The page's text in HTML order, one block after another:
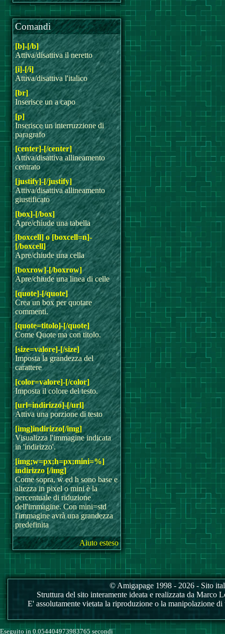
Comandi
[b]-[/b]
Attiva/disattiva il neretto
[i]-[/i]
Attiva/disattiva l'italico
[br]
Inserisce un a capo
[p]
Inserisce un interruzzione di
paragrafo
[center]-[/center]
Attiva/disattiva allineamento
centrato
[justify]-[/justify]
Attiva/disattiva allineamento
giustificato
[box]-[/box]
Apre/chiude una tabella
[boxcell] o [boxcell=n]-
[/boxcell]
Apre/chiude una cella
[boxrow]-[/boxrow]
Apre/chiude una linea di celle
[quote]-[/quote]
Crea un box per quotare
commenti.
[quote=titolo]-[/quote]
Come Quote ma con titolo.
[size=valore]-[/size]
Imposta la grandezza del
carattere
[color=valore]-[/color]
Imposta il colore del testo.
[url=indirizzo]-[/url]
Attiva una porzione di testo
[img]indirizzo[/img]
Visualizza l'immagine indicata
in 'indirizzo'.
[img;w=px;h=px;mini=%]
indirizzo [/img]
Come sopra, w ed h sono base e
altezza in pixel o mini è la
percentuale di riduzione
dell'immagine. Con mini=std
l'immagine avrà una grandezza
predefinita
Aiuto esteso
© Amigapage 1998 - 2026 - Sito
Struttura del sito interamente ideata e realizzata da
E' assolutamente vietata la riproduzione o la manipolazione
Eseguito in 0.054404973983765 secondi